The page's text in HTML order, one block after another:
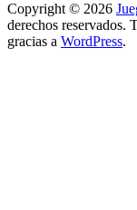
Copyright © 2026
derechos reservados.
gracias a WordPress.